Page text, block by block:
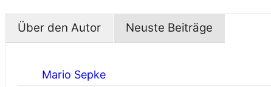
Über den Autor Neuste Beiträge
Mario Sepke